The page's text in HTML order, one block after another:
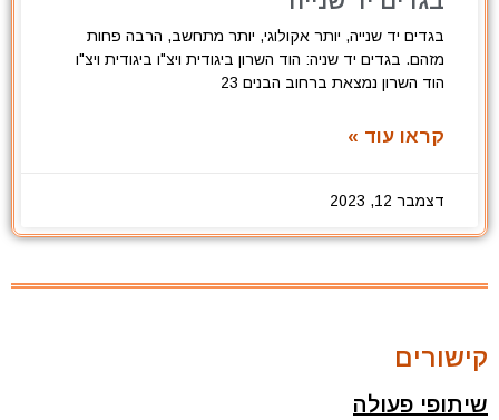
בגדים יד שנייה, יותר אקולוגי, יותר מתחשב, הרבה פחות
מזהם. בגדים יד שניה: הוד השרון ביגודית ויצ"ו ביגודית ויצ"ו
הוד השרון נמצאת ברחוב הבנים 23
קראו עוד »
דצמבר 12, 2023
קישורים
שיתופי פעולה